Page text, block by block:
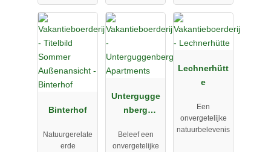
Binterhof
Natuurgerelate
erde
Untergugge
nberg
Beleef een
onvergetelijke
Lechnerhütt
e
Een
onvergetelijke
natuurbelevenis